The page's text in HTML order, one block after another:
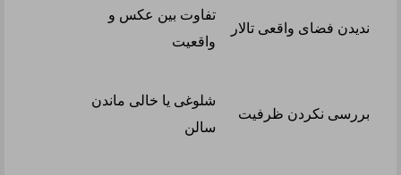
ندیدن فضای واقعی تالار
تفاوت بین عکس و
واقعیت
بررسی نکردن ظرفیت
شلوغی یا خالی ماندن
سالن